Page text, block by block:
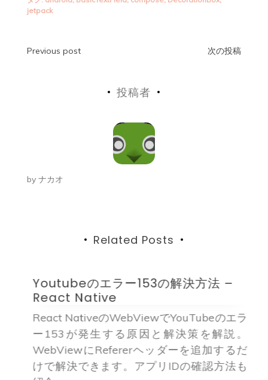
jetpack
投
シ
Previous post 次の投稿
投稿者
by ナカオ
Related Posts
Youtubeのエラー153の解決方法 –
React Native
React NativeのWebViewでYouTubeのエラ
ー153が発生する原因と解決策を解説。
WebViewにRefererヘッダーを追加するだ
けで解決できます。アプリIDの確認方法も